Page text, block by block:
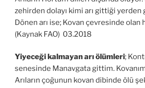
zehirden dolayı kimi arı gittiği yerden
Dönen arı ise; Kovan çevresinde olan
(Kaynak FAO) 03.2018
Yiyeceği kalmayan arı ölümleri;
senesinde Manavgata gittim.
Arıların çoğunun kovan dibinde ölü